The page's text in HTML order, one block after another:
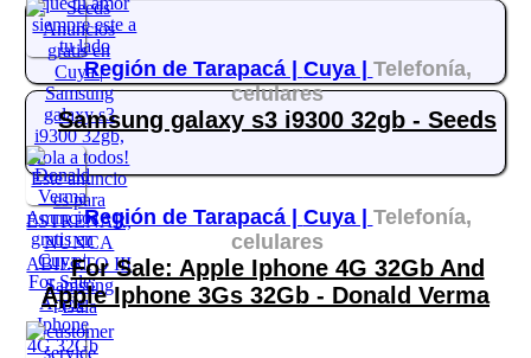
Región de Tarapacá | Cuya | Telefonía,
celulares
Samsung galaxy s3 i9300 32gb - Seeds
Región de Tarapacá | Cuya | Telefonía,
celulares
For Sale: Apple Iphone 4G 32Gb And
Apple Iphone 3Gs 32Gb - Donald Verma